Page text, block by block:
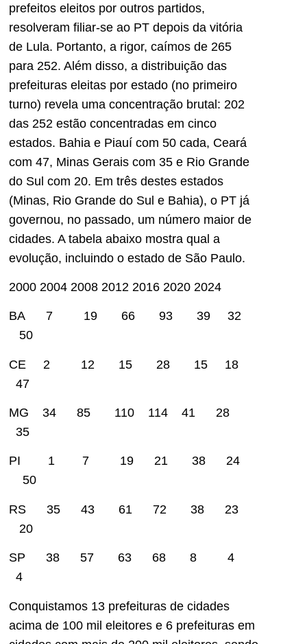
prefeitos eleitos por outros partidos,
resolveram filiar-se ao PT depois da vitória
de Lula. Portanto, a rigor, caímos de 265
para 252. Além disso, a distribuição das
prefeituras eleitas por estado (no primeiro
turno) revela uma concentração brutal: 202
das 252 estão concentradas em cinco
estados. Bahia e Piauí com 50 cada, Ceará
com 47, Minas Gerais com 35 e Rio Grande
do Sul com 20. Em três destes estados
(Minas, Rio Grande do Sul e Bahia), o PT já
governou, no passado, um número maior de
cidades. A tabela abaixo mostra qual a
evolução, incluindo o estado de São Paulo.
2000 2004 2008 2012 2016 2020 2024
BA 7 19 66 93 39 32
50
CE 2 12 15 28 15 18
47
MG 34 85 110 114 41 28
35
PI 1 7 19 21 38 24
50
RS 35 43 61 72 38 23
20
SP 38 57 63 68 8 4
4
Conquistamos 13 prefeituras de cidades
acima de 100 mil eleitores e 6 prefeituras em